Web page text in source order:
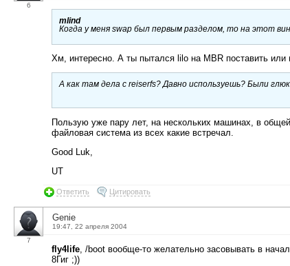
6
mlind
Когда у меня swap был первым разделом, то на этот
Хм, интересно. А ты пытался lilo на MBR поставить или
А как там дела с reiserfs? Давно используешь? Были
Пользую уже пару лет, на нескольких машинах, в
файловая система из всех какие встречал.
Good Luk,
UT
Ответить Цитировать
7
Genie
19:47, 22 апреля 2004
fly4life, /boot вообще-то желательно засовывать в
8Гиг ;))